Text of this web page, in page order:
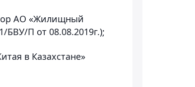
АО «Жилищный
БВУ/П от 08.08.2019г.);
в Казахстане»